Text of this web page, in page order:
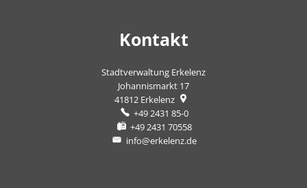
Kontakt
Stadtverwaltung Erkelenz
Johannismarkt 17
41812 Erkelenz
+49 2431 85-0
+49 2431 70558
info@erkelenz.de